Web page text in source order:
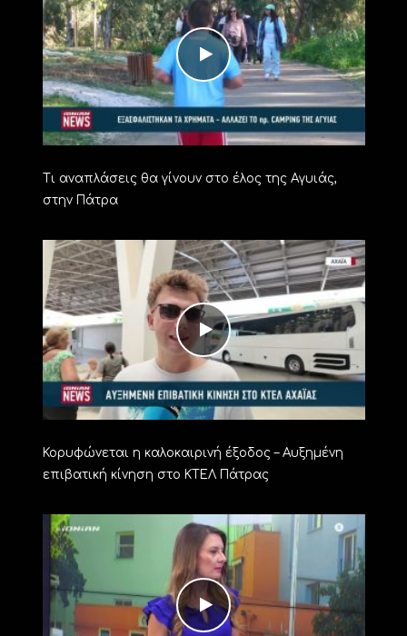
Τι αναπλάσεις θα γίνουν στο έλος της Αγυιάς,
στην Πάτρα
Κορυφώνεται η καλοκαιρινή έξοδος – Αυξημένη
επιβατική κίνηση στο ΚΤΕΛ Πάτρας